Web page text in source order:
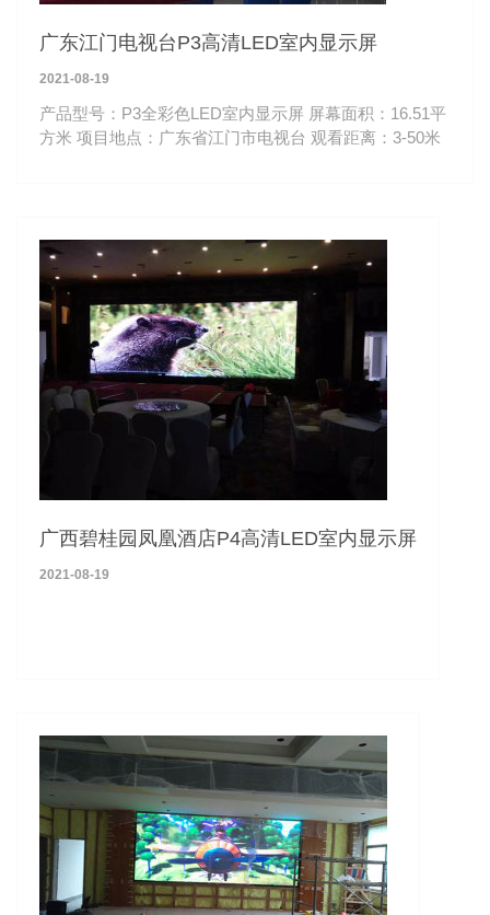
广东江门电视台P3高清LED室内显示屏
2021-08-19
产品型号：P3全彩色LED室内显示屏 屏幕面积：16.51平
方米 项目地点：广东省江门市电视台 观看距离：3-50米
广西碧桂园凤凰酒店P4高清LED室内显示屏
2021-08-19